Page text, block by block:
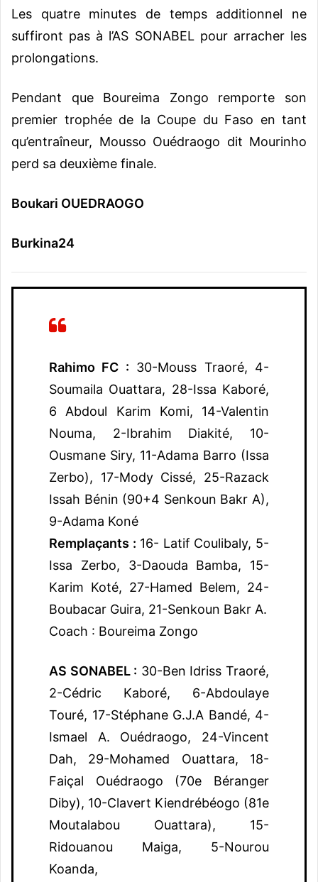
Les quatre minutes de temps additionnel ne
suffiront pas à l’AS SONABEL pour arracher les
prolongations.
Pendant que Boureima Zongo remporte son
premier trophée de la Coupe du Faso en tant
qu’entraîneur, Mousso Ouédraogo dit Mourinho
perd sa deuxième finale.
Boukari OUEDRAOGO
Burkina24
Rahimo FC : 30-Mouss Traoré, 4-
Soumaila Ouattara, 28-Issa Kaboré,
6 Abdoul Karim Komi, 14-Valentin
Nouma, 2-Ibrahim Diakité, 10-
Ousmane Siry, 11-Adama Barro (Issa
Zerbo), 17-Mody Cissé, 25-Razack
Issah Bénin (90+4 Senkoun Bakr A),
9-Adama Koné
Remplaçants : 16- Latif Coulibaly, 5-
Issa Zerbo, 3-Daouda Bamba, 15-
Karim Koté, 27-Hamed Belem, 24-
Boubacar Guira, 21-Senkoun Bakr A.
Coach : Boureima Zongo
AS SONABEL : 30-Ben Idriss Traoré,
2-Cédric Kaboré, 6-Abdoulaye
Touré, 17-Stéphane G.J.A Bandé, 4-
Ismael A. Ouédraogo, 24-Vincent
Dah, 29-Mohamed Ouattara, 18-
Faiçal Ouédraogo (70e Béranger
Diby), 10-Clavert Kiendrébéogo (81e
Moutalabou Ouattara), 15-
Ridouanou Maiga, 5-Nourou
Koanda,